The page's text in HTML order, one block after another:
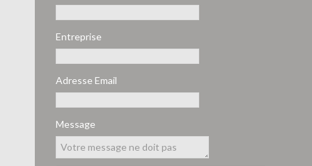
Entreprise
Adresse Email
Message